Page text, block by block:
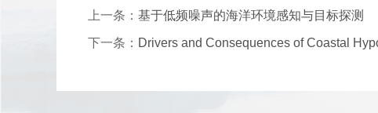
上一条： 基于低频噪声的海洋环境感知与目标探测
下一条： Drivers and Consequences of Coastal